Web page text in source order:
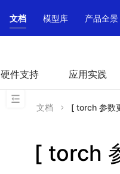
文档 模型库 产品全景
硬件支持 应用实践
文档 [ torch 参
[ torch